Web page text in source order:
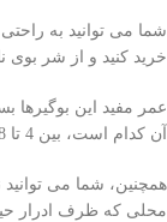
شما می توانید به
خرید کنید و از شر بوی
عمر مفید این بوگیرها
آن کدام است، بین 4 تا 8 ماه متغیر می باشد.
همچنین، شما می توانید
محلی که ظرف ادرار